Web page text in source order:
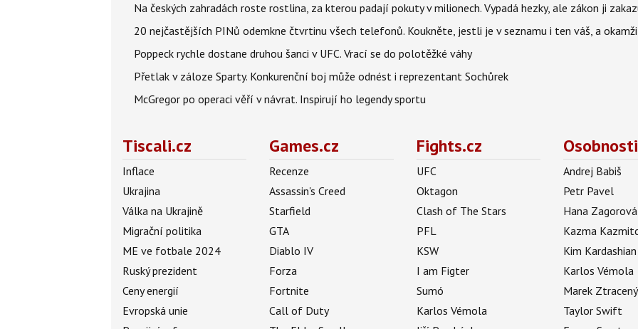
Na českých zahradách roste rostlina, za kterou padají pokuty v milionech. Vypadá hezky, ale zákon ji
20 nejčastějších PINů odemkne čtvrtinu všech telefonů. Koukněte, jestli je v seznamu i ten váš, a
Poppeck rychle dostane druhou šanci v UFC. Vrací se do polotěžké váhy
Přetlak v záloze Sparty. Konkurenční boj může odnést i reprezentant Sochůrek
McGregor po operaci věří v návrat. Inspirují ho legendy sportu
Tiscali.cz
Inflace
Ukrajina
Válka na Ukrajině
Migrační politika
ME ve fotbale 2024
Ruský prezident
Ceny energií
Evropská unie
Games.cz
Recenze
Assassin's Creed
Starfield
GTA
Diablo IV
Forza
Fortnite
Call of Duty
Fights.cz
UFC
Oktagon
Clash of The Stars
PFL
KSW
I am Figter
Sumó
Karlos Vémola
Andrej Babiš
Petr Pavel
Hana Zagorová
Kazma
Kim Kardashian
Karlos Vémola
Marek Ztracený
Taylor Swift